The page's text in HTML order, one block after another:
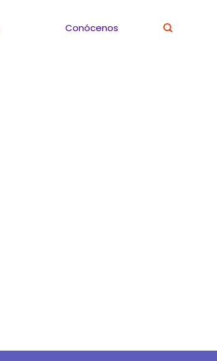
Conócenos